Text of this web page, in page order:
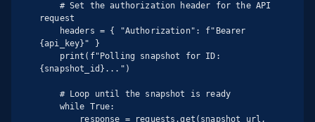
request
{api_key}" }
{snapshot_id}...")